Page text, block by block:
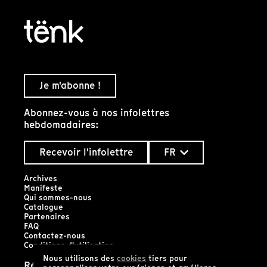
Nous utilisons des cookies tiers pour
Je m'abonne !
Abonnez-vous à nos infolettres
hebdomadaires:
Recevoir l'infolettre
FR
Archives
Manifeste
Qui sommes-nous
Catalogue
Partenaires
FAQ
Contactez-nous
Conditions d'utilisation